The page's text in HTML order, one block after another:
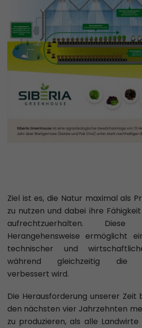
Ziel ist es, die Natur maximal als
zu nutzen und dabei ihre
aufrechtzuerhalten. Diese
Herangehensweise ermöglicht
technischer und
während gleichzeitig die
verbessert wird.
Die Herausforderung unserer Zeit
den nächsten vier Jahrzehnten
zu produzieren, als alle